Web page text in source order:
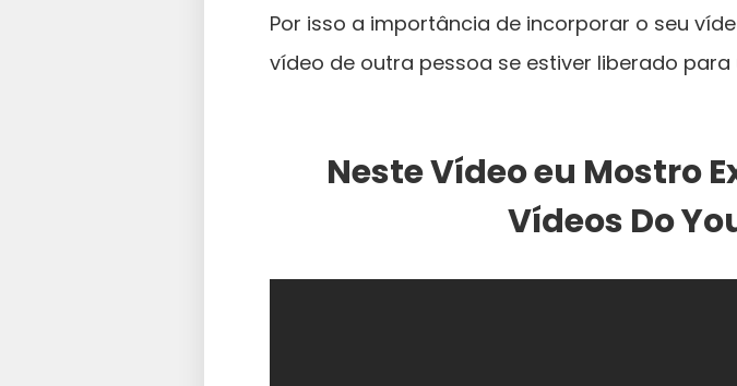
Por isso a importância de incorporar o seu
vídeo de outra pessoa se estiver liberado para
Neste Vídeo eu Mostro
Vídeos Do